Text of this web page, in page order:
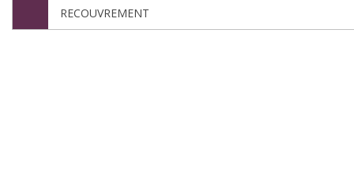
RECOUVREMENT